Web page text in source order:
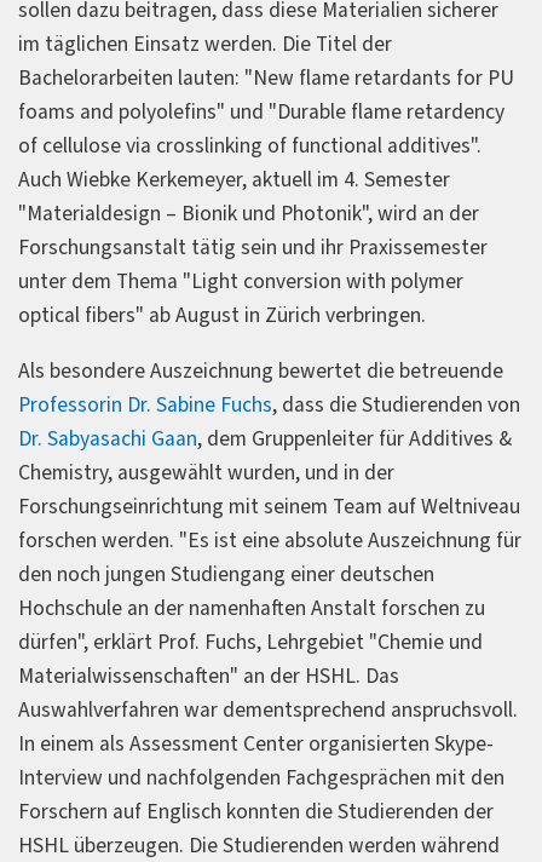
sollen dazu beitragen, dass diese Materialien sicherer
im täglichen Einsatz werden. Die Titel der
Bachelorarbeiten lauten: "New flame retardants for PU
foams and polyolefins" und "Durable flame retardency
of cellulose via crosslinking of functional additives".
Auch Wiebke Kerkemeyer, aktuell im 4. Semester
"Materialdesign – Bionik und Photonik", wird an der
Forschungsanstalt tätig sein und ihr Praxissemester
unter dem Thema "Light conversion with polymer
optical fibers" ab August in Zürich verbringen.
Als besondere Auszeichnung bewertet die betreuende
Professorin Dr. Sabine Fuchs, dass die Studierenden von
Dr. Sabyasachi Gaan, dem Gruppenleiter für Additives &
Chemistry, ausgewählt wurden, und in der
Forschungseinrichtung mit seinem Team auf Weltniveau
forschen werden. "Es ist eine absolute Auszeichnung für
den noch jungen Studiengang einer deutschen
Hochschule an der namenhaften Anstalt forschen zu
dürfen", erklärt Prof. Fuchs, Lehrgebiet "Chemie und
Materialwissenschaften" an der HSHL. Das
Auswahlverfahren war dementsprechend anspruchsvoll.
In einem als Assessment Center organisierten Skype-
Interview und nachfolgenden Fachgesprächen mit den
Forschern auf Englisch konnten die Studierenden der
HSHL überzeugen. Die Studierenden werden während